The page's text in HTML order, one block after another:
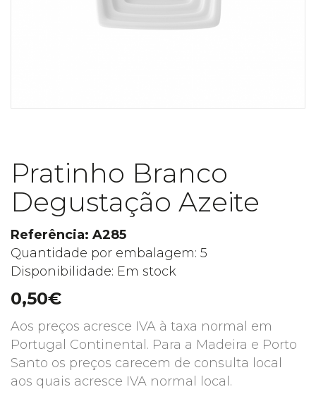
Pratinho Branco
Degustação Azeite
Referência: A285
Quantidade por embalagem: 5
Disponibilidade: Em stock
0,50€
Aos preços acresce IVA à taxa normal em
Portugal Continental. Para a Madeira e Porto
Santo os preços carecem de consulta local
aos quais acresce IVA normal local.